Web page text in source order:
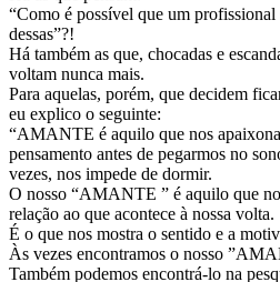
“Como é possível que um profissional
dessas”?!
Há também as que, chocadas e
voltam nunca mais.
Para aquelas, porém, que decidem
eu explico o seguinte:
“AMANTE é aquilo que nos
pensamento antes de pegarmos no
vezes, nos impede de dormir.
O nosso “AMANTE ” é aquilo que
relação ao que acontece à nossa volta.
É o que nos mostra o sentido e a
Às vezes encontramos o nosso
Também podemos encontrá-lo na